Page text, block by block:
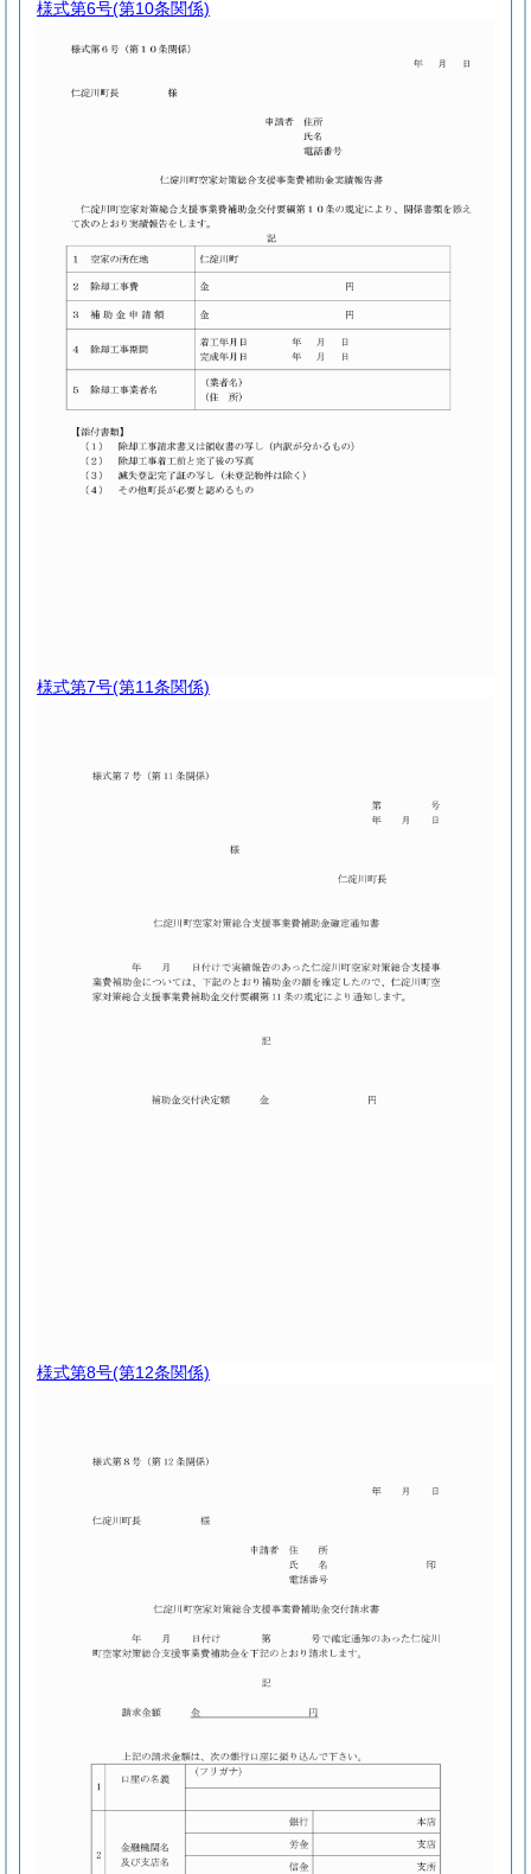
様式第6号(第10条関係)
様式第7号(第11条関係)
様式第8号(第12条関係)